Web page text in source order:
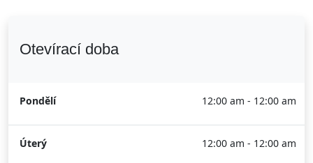
Otevírací doba
Pondělí 12:00 am - 12:00 am
Úterý 12:00 am - 12:00 am